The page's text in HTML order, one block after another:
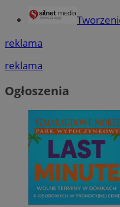
reklama
reklama
Ogłoszenia